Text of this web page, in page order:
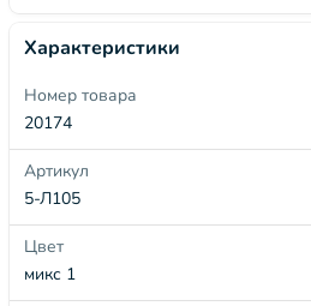
Характеристики
Номер товара
20174
Артикул
5-Л105
Цвет
микс 1